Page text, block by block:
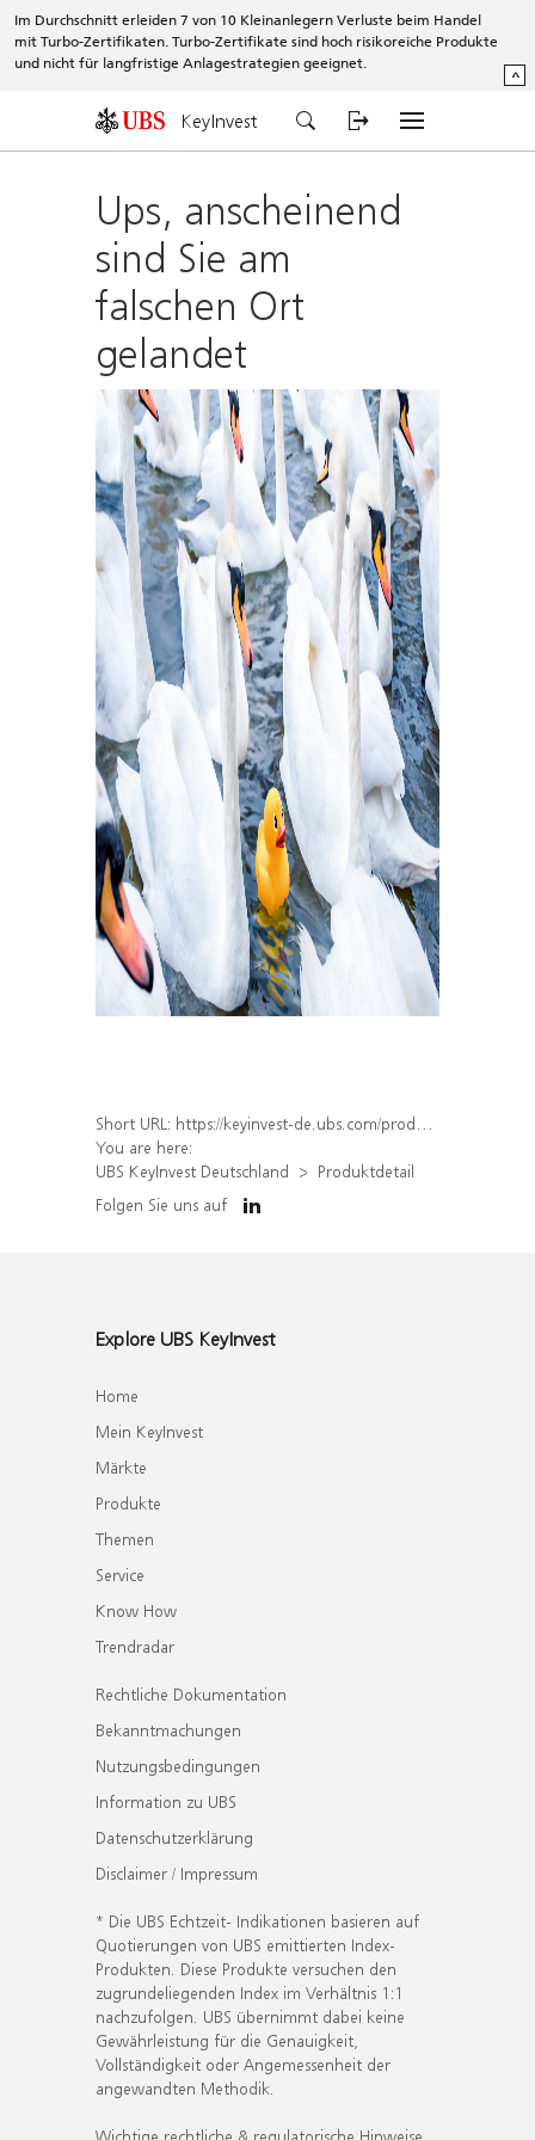
Im Durchschnitt erleiden 7 von 10 Kleinanlegern Verluste beim Handel
mit Turbo-Zertifikaten. Turbo-Zertifikate sind hoch risikoreiche Produkte
und nicht für langfristige Anlagestrategien geeignet.
^
KeyInvest
Ups, anscheinend
sind Sie am
falschen Ort
gelandet
Short URL: https://keyinvest-de.ubs.com/produkt/detail/index/isin/DE000WA445M5
You are here:
UBS KeyInvest Deutschland
Produktdetail
Folgen Sie uns auf
Explore UBS KeyInvest
Home
Mein KeyInvest
Märkte
Produkte
Themen
Service
Know How
Trendradar
Rechtliche Dokumentation
Bekanntmachungen
Nutzungsbedingungen
Information zu UBS
Datenschutzerklärung
Disclaimer / Impressum
* Die UBS Echtzeit- Indikationen basieren auf
Quotierungen von UBS emittierten Index-
Produkten. Diese Produkte versuchen den
zugrundeliegenden Index im Verhältnis 1:1
nachzufolgen. UBS übernimmt dabei keine
Gewährleistung für die Genauigkeit,
Vollständigkeit oder Angemessenheit der
angewandten Methodik.